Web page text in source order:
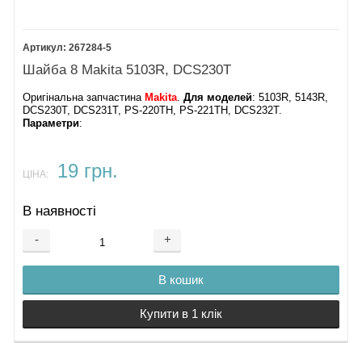
267284-5
Шайба 8 Makita 5103R, DCS230T
Оригінальна запчастина Makita .Для моделей: 5103R, 5143R,
DCS230T, DCS231T, PS-220TH, PS-221TH, DCS232T​​.
Параметри:
ЦІНА: 19 грн.
В наявності
- +
В кошик
Купити в 1 клік